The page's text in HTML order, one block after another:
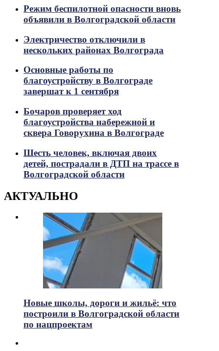
Режим беспилотной опасности вновь
объявили в Волгоградской области
Электричество отключили в
нескольких районах Волгограда
Основные работы по
благоустройству в Волгограде
завершат к 1 сентября
Бочаров проверяет ход
благоустройства набережной и
сквера Говорухина в Волгограде
Шесть человек, включая двоих
детей, пострадали в ДТП на трассе в
Волгоградской области
АКТУАЛЬНО
Новые школы, дороги и жильё: что
построили в Волгоградской области
по нацпроектам